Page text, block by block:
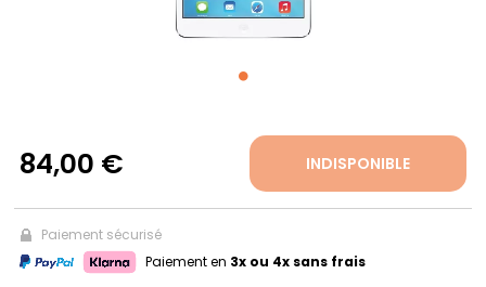
84,00 € INDISPONIBLE
Paiement sécurisé
Paiement en 3x ou 4x sans frais
COMPTE
FR